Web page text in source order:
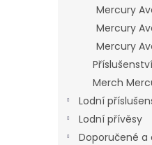
Mercury
Mercury
Mercury
Merch
Lodní
Lodní přívěsy
Doporučené a